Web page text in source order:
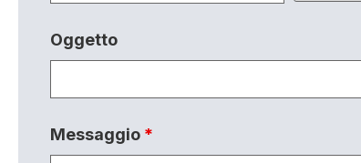
Oggetto
Messaggio *